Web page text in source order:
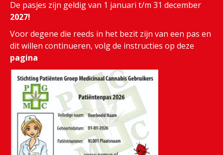
De pasjes zijn geldig van 1 januari t/m 31 december
2027!
Voor degene die reeds in het bezit zijn van een pas en
dit willen continueren, volg de instructies op deze
pagina